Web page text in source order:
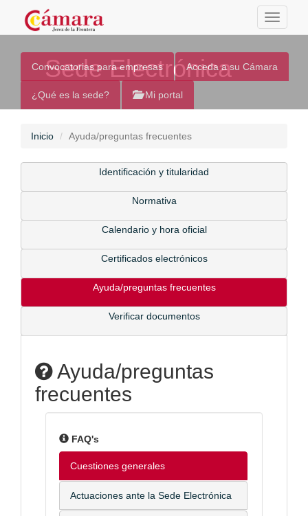
Toggle
Sede Electrónica
Convocatorias para empresas Acceda a su Cámara
¿Qué es la sede? Mi portal
Inicio Ayuda/preguntas frecuentes
Identificación y titularidad
Normativa
Calendario y hora oficial
Certificados electrónicos
Ayuda/preguntas frecuentes
Verificar documentos
Ayuda/preguntas
frecuentes
FAQ's
Cuestiones generales
Actuaciones ante la Sede Electrónica